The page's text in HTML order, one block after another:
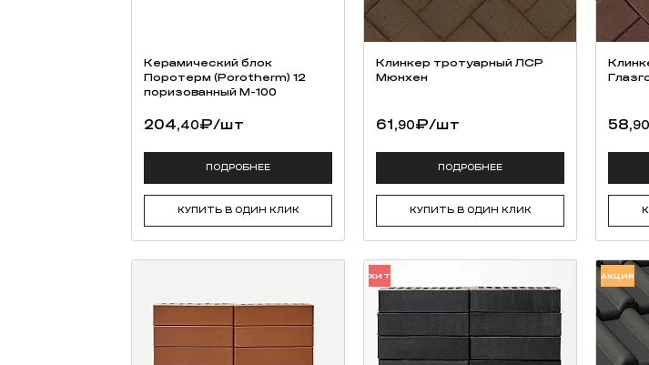
Керамический блок
Поротерм (Porotherm) 12
поризованный М-100
204,40₽/шт
ПОДРОБНЕЕ
КУПИТЬ В ОДИН КЛИК
Клинкер тротуарный ЛСР
Мюнхен
61,90₽/шт
ПОДРОБНЕЕ
КУПИТЬ В ОДИН КЛИК
58,90
ХИТ АКЦИЯ